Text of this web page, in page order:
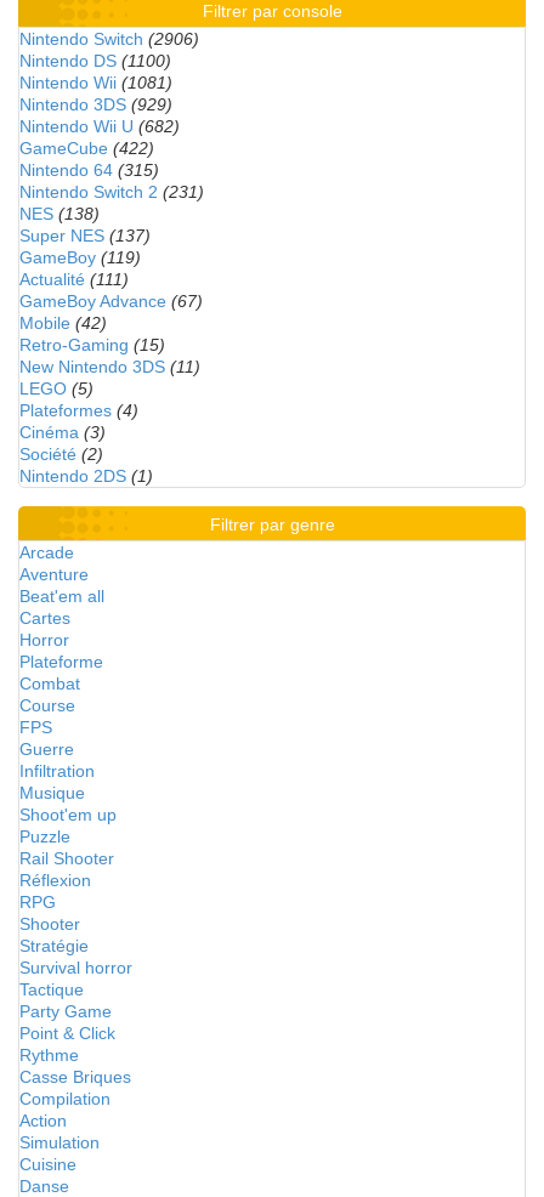
Filtrer par console
Nintendo Switch (2906)
Nintendo DS (1100)
Nintendo Wii (1081)
Nintendo 3DS (929)
Nintendo Wii U (682)
GameCube (422)
Nintendo 64 (315)
Nintendo Switch 2 (231)
NES (138)
Super NES (137)
GameBoy (119)
Actualité (111)
GameBoy Advance (67)
Mobile (42)
Retro-Gaming (15)
New Nintendo 3DS (11)
LEGO (5)
Plateformes (4)
Cinéma (3)
Société (2)
Nintendo 2DS (1)
Filtrer par genre
Arcade
Aventure
Beat'em all
Cartes
Horror
Plateforme
Combat
Course
FPS
Guerre
Infiltration
Musique
Shoot'em up
Puzzle
Rail Shooter
Réflexion
RPG
Shooter
Stratégie
Survival horror
Tactique
Party Game
Point & Click
Rythme
Casse Briques
Compilation
Action
Simulation
Cuisine
Danse